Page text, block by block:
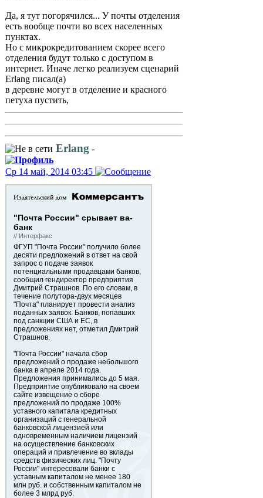
Да, я тут погорячился... У почты отделения
есть вообще почти во всех населенных
пунктах.
Но с микрокредитованием скорее всего
отделения будут только с доступом в
интернет. Иначе легко реализуем сценарий
Erlang писал(а)
в деревне могут в отделение и красного
петуха пустить,
Erlang -
Ср 14 май, 2014 03:45
"Почта России" срывает ва-
банк
// Интерфакс
ФГУП "Почта России" получило более
десяти предложений в ответ на свой
запрос о подаче заявок
потенциальными продавцами банков,
сообщил гендиректор предприятия
Дмитрий Страшнов. По его словам, в
течение полутора-двух месяцев
"Почта" планирует провести анализ
поданных заявок. Банков, попавших
под санкции США и ЕС, в
предложениях нет, отметил Дмитрий
Страшнов.
"Почта России" начала сбор
предложений о продаже небольшого
банка в апреле 2014 года.
Предложения принимались до 5 мая.
Предприятие опубликовало на своем
сайте извещение о сборе
предложений по продаже 100%
уставного капитала кредитных
организаций с генеральной
банковской лицензией или
одновременным наличием лицензий
на осуществление банковских
операций и привлечение во вклады
средств физических лиц. "Почту
России" интересовали банки с
уставным капиталом не менее 180
млн руб. и собственным капиталом не
более 3 млрд руб.